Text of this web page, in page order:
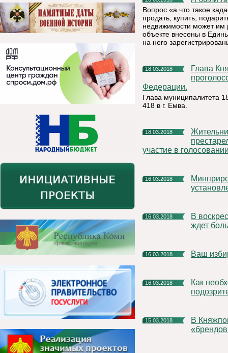
Вопрос «а что такое
продать, купить,
недвижимости может им
объекте внесены в
на него
18.03.2018
Глава Княжпогостского района Татьяна Пугачева
Федерации.
Глава муниципалитета
418 в г. Емва.
18.03.2018
Жительница Княжпогостского дома-интерната для
участие в
16.03.2018
Минприроды Республики Коми информирует о порядке
16.03.2018
В воскресенье 18 марта жителей Княжпогостского района
ждет
16.03.2018 Ваш
16.03.2018
Как необходимо действовать в случае обнаружения
15.03.2018
В Княжпогостском районе может появиться свой